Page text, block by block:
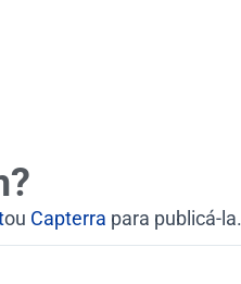
ou Capterra para publicá-la.